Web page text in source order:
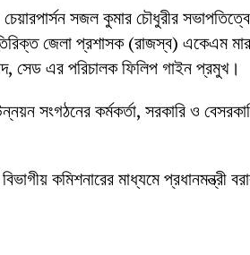
সজল কুমার চৌধুরীর সভাপতিত্বে
জেলা প্রশাসক (রাজস্ব) একেএম
সেড এর পরিচালক ফিলিপ গাইন প্রমুখ।
সংগঠনের কর্মকর্তা, সরকারি ও
কমিশনারের মাধ্যমে প্রধানমন্ত্রী